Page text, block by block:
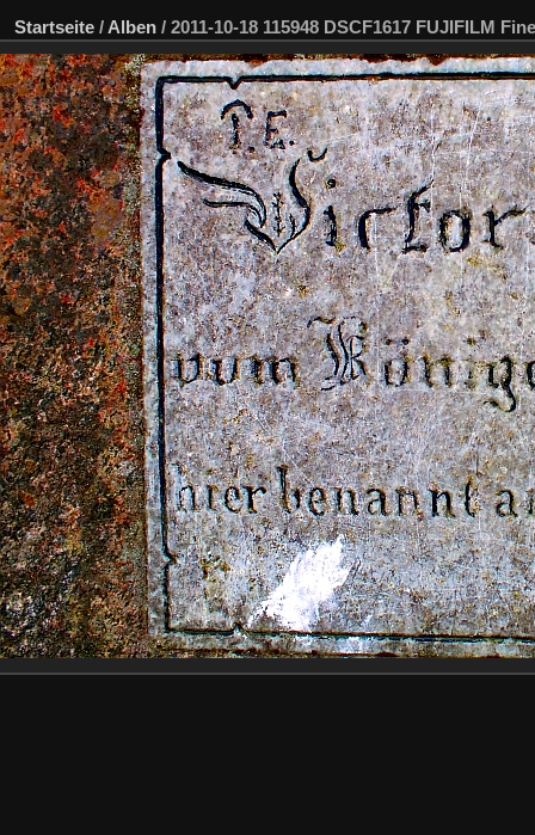
Startseite / Alben / 2011-10-18 115948 DSCF1617 FUJIFILM